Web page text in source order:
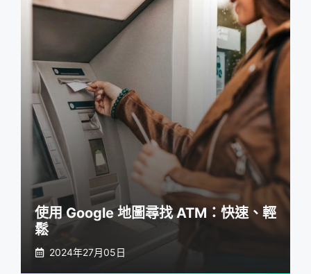
使用 Google 地圖尋找 ATM：快速、輕
鬆
2024年27月05日